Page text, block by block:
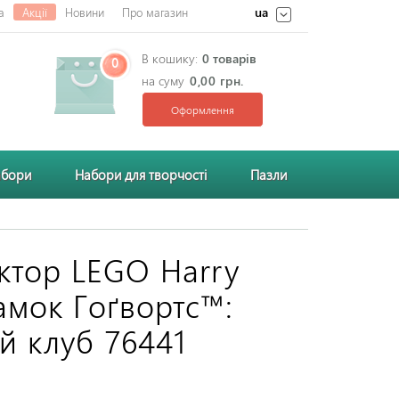
Акції Новини Про магазин ua
0 В кошику: 0 товарів
на суму 0,00 грн.
Оформлення
Набори для творчості Пазли
LEGO Harry
Гоґвортс™:
клуб 76441